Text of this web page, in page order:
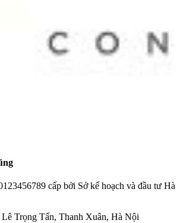
cấp bởi Sở kế hoạch và đầu tư Hà
Lê Trọng Tấn, Thanh Xuân, Hà Nội